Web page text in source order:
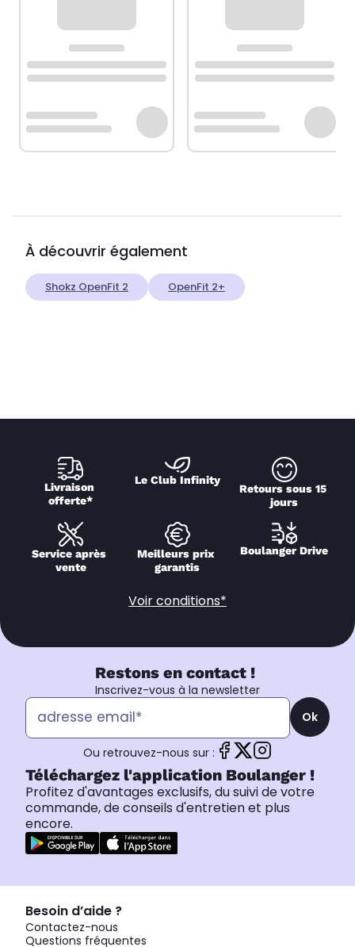
À découvrir également
Shokz OpenFit 2 OpenFit 2+
Livraison
offerte*
Le Club Infinity
Retours sous 15
jours
Service après
vente
Meilleurs prix
garantis
Boulanger Drive
Voir conditions*
Restons en contact !
Inscrivez-vous à la newsletter
Ok
Ou retrouvez-nous sur :
Téléchargez l'application Boulanger !
Profitez d'avantages exclusifs, du suivi de votre
commande, de conseils d'entretien et plus
encore.
Besoin d’aide ?
Contactez-nous
Questions fréquentes